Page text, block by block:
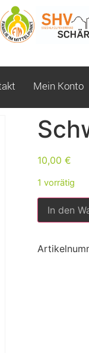
Mein Konto
10,00 €
1 vorrätig
In den